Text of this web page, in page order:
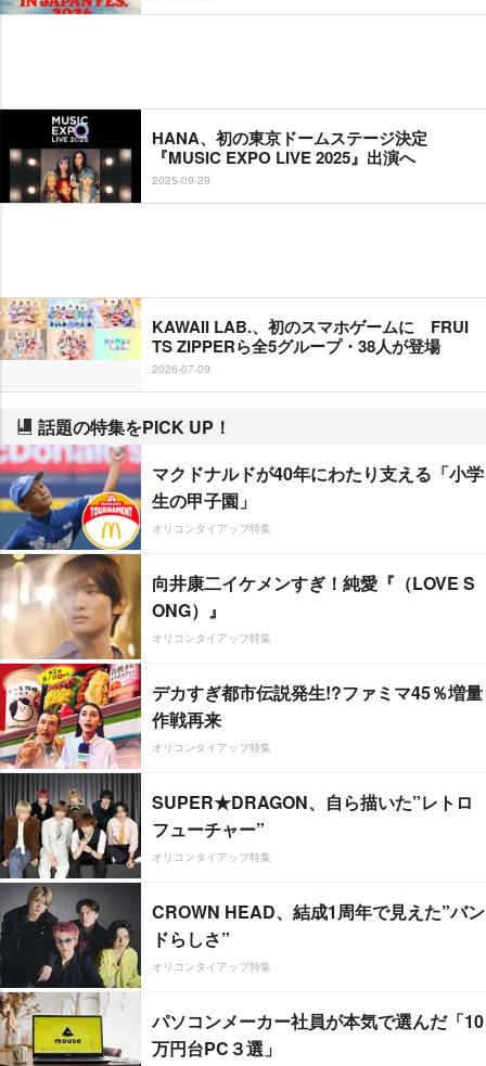
HANA、初の東京ドームステージ決定
『MUSIC EXPO LIVE 2025』出演へ
2025-09-29
KAWAII LAB.、初のスマホゲームに FRUI
TS ZIPPERら全5グループ・38人が登場
2026-07-09
話題の特集をPICK UP！
マクドナルドが40年にわたり支える「小学
生の甲子園」
オリコンタイアップ特集
向井康二イケメンすぎ！純愛『（LOVE S
ONG）』
オリコンタイアップ特集
デカすぎ都市伝説発生!?ファミマ45％増量
作戦再来
オリコンタイアップ特集
SUPER★DRAGON、自ら描いた”レトロ
フューチャー”
オリコンタイアップ特集
CROWN HEAD、結成1周年で見えた”バン
ドらしさ”
オリコンタイアップ特集
パソコンメーカー社員が本気で選んだ「10
万円台PC３選」